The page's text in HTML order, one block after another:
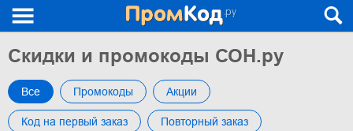
Скидки и промокоды СОН.ру
Все Промокоды Акции
Код на первый заказ Повторный заказ